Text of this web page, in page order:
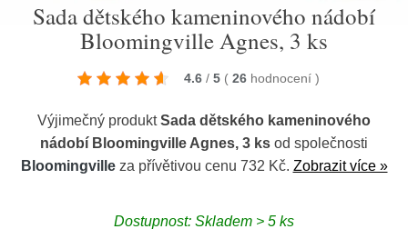
Sada dětského kameninového nádobí
Bloomingville Agnes, 3 ks
4.6 / 5 ( 26 hodnocení )
Výjimečný produktSada dětského kameninového
nádobí Bloomingville Agnes, 3 ks od společnosti
Bloomingvilleza přívětivou cenu 732 Kč. Zobrazit více »
Dostupnost: Skladem > 5 ks